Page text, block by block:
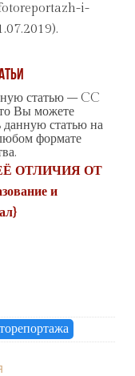
i-
статью – CC
Вы можете
данную статью на
формате
ОТЛИЧИЯ ОТ
и
}